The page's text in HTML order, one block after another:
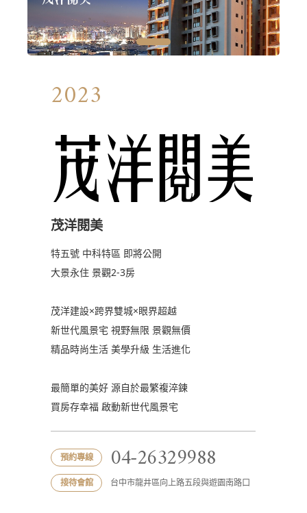
1
2023
茂洋閱美
特五號 中科特區 即將公開
大景永住 景觀2-3房
茂洋建設×跨界雙城×眼界超越
新世代風景宅 視野無限 景觀無價
精品時尚生活 美學升級 生活進化
最簡單的美好 源自於最繁複淬鍊
買房存幸福 啟動新世代風景宅
預約專線 04-26329988
接待會館 台中市龍井區向上路五段與遊園南路口